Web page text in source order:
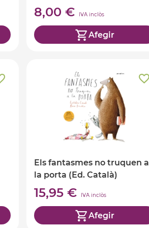
8,00 € IVA inclòs
Afegir
Els fantasmes no truquen a
la porta (Ed. Català)
15,95 € IVA inclòs
Afegir